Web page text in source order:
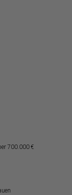
700.000 €